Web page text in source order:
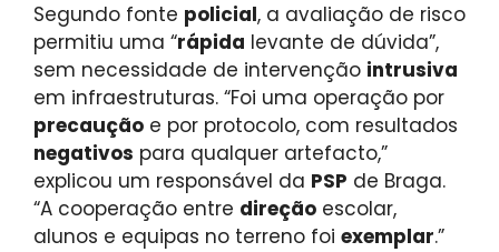
Segundo fonte policial, a avaliação de risco
permitiu uma “rápida levante de dúvida”,
sem necessidade de intervenção intrusiva
em infraestruturas. “Foi uma operação por
precaução e por protocolo, com resultados
negativos para qualquer artefacto,”
explicou um responsável da PSP de Braga.
“A cooperação entre direção escolar,
alunos e equipas no terreno foi exemplar.”